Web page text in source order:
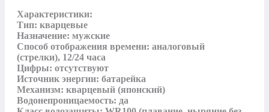
Характеристики:
Тип: кварцевые
Назначение: мужские
Способ отображения времени: аналоговый
(стрелки), 12/24 часа
Цифры: отсутствуют
Источник энергии: батарейка
Механизм: кварцевый (японский)
Водонепроницаемость: да